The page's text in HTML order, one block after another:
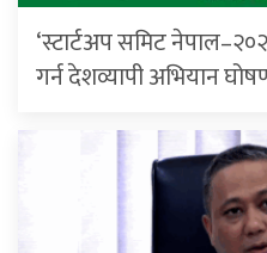
‘स्टार्टअप समिट
गर्न देशव्यापी अभियान